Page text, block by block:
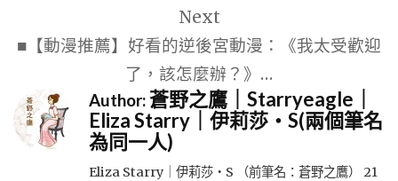
Next
■【動漫推薦】好看的逆後宮動漫：《我太受歡迎
了，該怎麼辦？》…
Author:蒼野之鷹｜Starryeagle｜
Eliza Starry｜伊莉莎・S(兩個筆名
為同一人)
Eliza Starry｜伊莉莎・S （前筆名：蒼野之鷹） 21